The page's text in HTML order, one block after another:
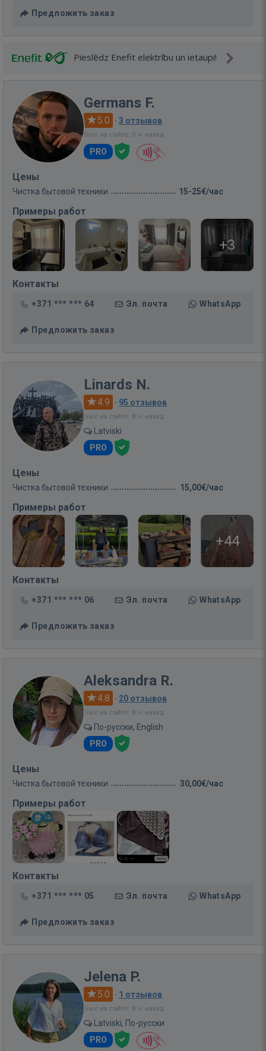
Предложить заказ
Pieslēdz Enefit elektrību un ietaupi!
Germans F.
5.0 · 3 отзывов
Был на сайте: 5 ч. назад
PRO
Цены
Чистка бытовой техники 15-25€/час
Примеры работ
+3
Контакты
+371 *** *** 64 Эл. почта WhatsApp
Предложить заказ
Linards N.
4.9 · 95 отзывов
Был на сайте: 8 ч. назад
Latviski
PRO
Цены
Чистка бытовой техники 15,00€/час
Примеры работ
+44
Контакты
+371 *** *** 06 Эл. почта WhatsApp
Предложить заказ
Aleksandra R.
4.8 · 20 отзывов
Был на сайте: 8 ч. назад
По-русски, English
PRO
Цены
Чистка бытовой техники 30,00€/час
Примеры работ
Контакты
+371 *** *** 05 Эл. почта WhatsApp
Предложить заказ
Jelena P.
5.0 · 1 отзывов
Был на сайте: 8 ч. назад
Latviski, По-русски
PRO